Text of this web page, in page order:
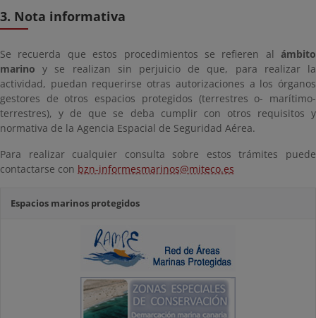
3. Nota informativa
Se recuerda que estos procedimientos se refieren al ámbito
marino y se realizan sin perjuicio de que, para realizar la
actividad, puedan requerirse otras autorizaciones a los órganos
gestores de otros espacios protegidos (terrestres o- marítimo-
terrestres), y de que se deba cumplir con otros requisitos y
normativa de la Agencia Espacial de Seguridad Aérea.
Para realizar cualquier consulta sobre estos trámites puede
contactarse con bzn-informesmarinos@miteco.es
Espacios marinos protegidos